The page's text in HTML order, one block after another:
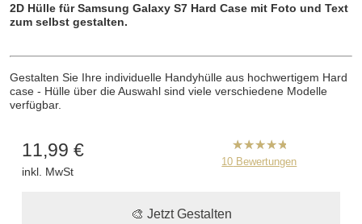
2D Hülle fürSamsung Galaxy S7 Hard Case mit Foto und Text
zum selbst gestalten.
Gestalten Sie Ihre individuelle Handyhülle aus hochwertigem Hard
case - Hülle über die Auswahl sind viele verschiedene Modelle
verfügbar.
11,99 €
inkl. MwSt
B2CPrint
von
10 Bewertungen
🎨 Jetzt Gestalten